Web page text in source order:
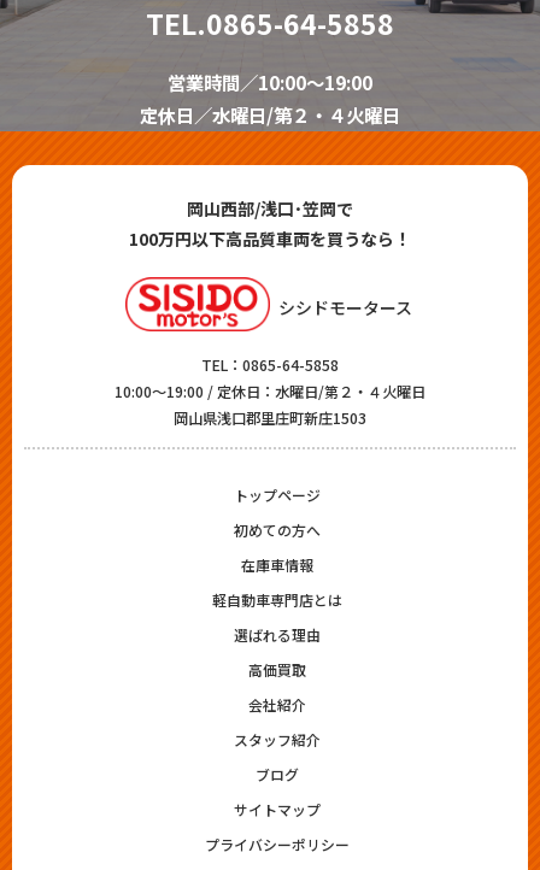
TEL.0865-64-5858
営業時間／10:00～19:00
定休日／水曜日/第２・４火曜日
岡山西部/浅口･笠岡で
100万円以下高品質車両を買うなら！
シシドモータース
TEL： 0865-64-5858
10:00～19:00 / 定休日：水曜日/第２・４火曜日
岡山県浅口郡里庄町新庄1503
トップページ
初めての方へ
在庫車情報
軽自動車専門店とは
選ばれる理由
高価買取
会社紹介
スタッフ紹介
ブログ
サイトマップ
プライバシーポリシー